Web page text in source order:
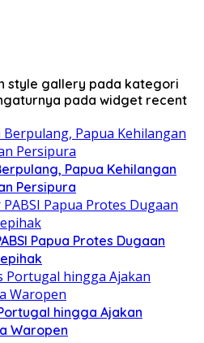
style gallery pada kategori
pada widget recent
Papua Kehilangan
Persipura
Papua Protes Dugaan
hingga Ajakan
Waropen